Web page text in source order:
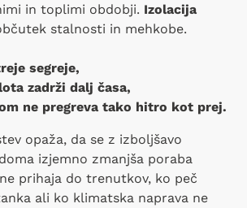
in toplimi obdobji. Izolacija
stalnosti in mehkobe.
segreje,
zadrži dalj časa,
ne pregreva tako hitro kot prej.
opaža, da se z izboljšavo
izjemno zmanjša poraba
prihaja do trenutkov, ko peč
ali ko klimatska naprava ne